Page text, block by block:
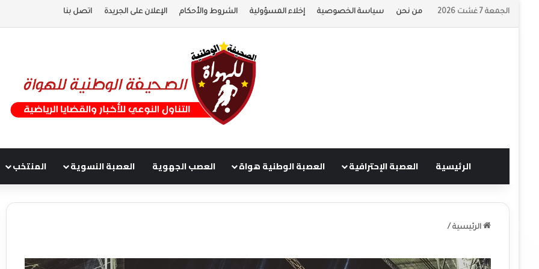
الجمعة 7 غشت 2026 من نحن سياسة الخصوصية إخلاء المسؤولية الشروط والأحكام الإعلان على الجريدة اتصل بنا
الرئيسية العصبة الإحترافية العصبة الوطنية هواة العصب الجهوية العصبة النسوية المنتخب
الرئيسية /